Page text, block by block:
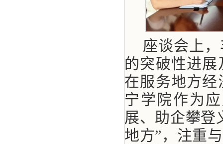
座谈会上
的突破性进
在服务地方
宁学院作为
展、助企攀登
地方”，注重